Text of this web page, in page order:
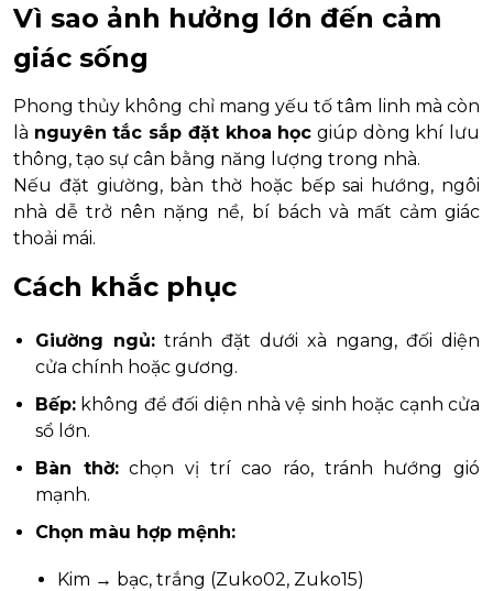
Vì sao ảnh hưởng lớn đến cảm
giác sống
Phong thủy không chỉ mang yếu tố tâm linh mà còn
là nguyên tắc sắp đặt khoa học giúp dòng khí lưu
thông, tạo sự cân bằng năng lượng trong nhà.
Nếu đặt giường, bàn thờ hoặc bếp sai hướng, ngôi
nhà dễ trở nên nặng nề, bí bách và mất cảm giác
thoải mái.
Cách khắc phục
Giường ngủ: tránh đặt dưới xà ngang, đối diện
cửa chính hoặc gương.
Bếp: không để đối diện nhà vệ sinh hoặc cạnh cửa
sổ lớn.
Bàn thờ:chọn vị trí cao ráo, tránh hướng gió
mạnh.
Chọn màu hợp mệnh:
Kim → bạc, trắng (Zuko02, Zuko15)